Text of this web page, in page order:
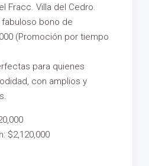
Fracc. Villa del Cedro.
fabuloso bono de
(Promoción por tiempo
para quienes
con amplios y
$2,120,000